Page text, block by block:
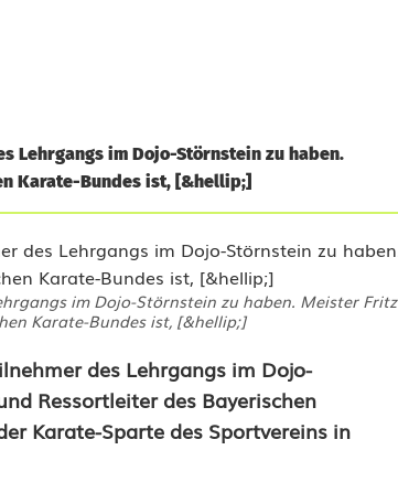
Lehrgangs im Dojo-Störnstein zu haben.
Karate-Bundes ist, [&hellip;]
im Dojo-Störnstein zu haben. Meister Fritz
Karate-Bundes ist, [&hellip;]
des Lehrgangs im Dojo-
Ressortleiter des Bayerischen
Karate-Sparte des Sportvereins in